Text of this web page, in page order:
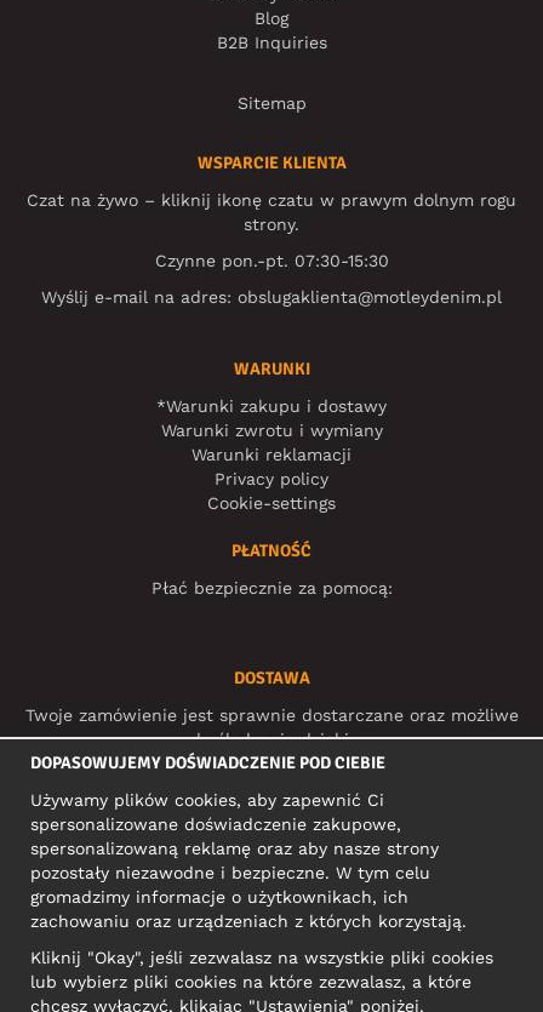
Blog
B2B Inquiries
Sitemap
WSPARCIE KLIENTA
Czat na żywo – kliknij ikonę czatu w prawym dolnym rogu
strony.
Czynne pon.-pt. 07:30-15:30
Wyślij e-mail na adres: obslugaklienta@motleydenim.pl
WARUNKI
*Warunki zakupu i dostawy
Warunki zwrotu i wymiany
Warunki reklamacji
Privacy policy
Cookie-settings
PŁATNOŚĆ
Płać bezpiecznie za pomocą:
DOSTAWA
Twoje zamówienie jest sprawnie dostarczane oraz możliwe
do śledzenia dzięki:
MEDIA SPOŁECZNOŚCIOWE
ADRES KONTAKTOWY
Motley Denim Europe OÜ
Narva mnt 5, EE-10117 Tallinn
DOPASOWUJEMY DOŚWIADCZENIE POD CIEBIE
Używamy plików cookies, aby zapewnić Ci
spersonalizowane doświadczenie zakupowe,
spersonalizowaną reklamę oraz aby nasze strony
pozostały niezawodne i bezpieczne. W tym celu
gromadzimy informacje o użytkownikach, ich
zachowaniu oraz urządzeniach z których korzystają.
Kliknij "Okay", jeśli zezwalasz na wszystkie pliki cookies
lub wybierz pliki cookies na które zezwalasz, a które
chcesz wyłączyć, klikając "Ustawienia" poniżej.